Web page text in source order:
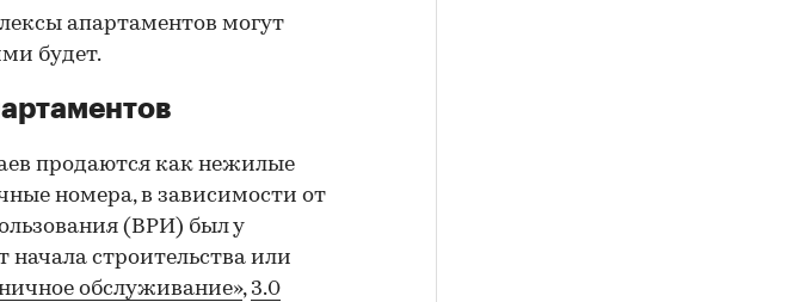
апартаментов могут
будет.
продаются как нежилые
номера, в зависимости от
(ВРИ) был у
начала строительства или
обслуживание», 3.0